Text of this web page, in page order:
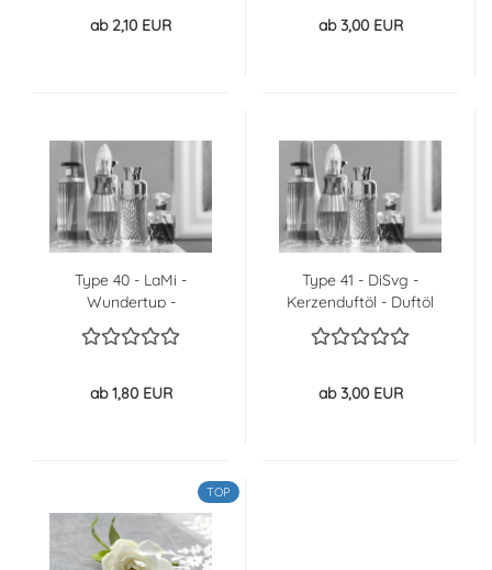
ab 2,10 EUR ab 3,00 EUR
Type 40 - LaMi -
Wundertyp -
Kerzenduftöl - Duftöl -
40% GÜNSTIGER
ab 1,80 EUR
Type 41 - DiSvg -
Kerzenduftöl - Duftöl
ab 3,00 EUR
TOP